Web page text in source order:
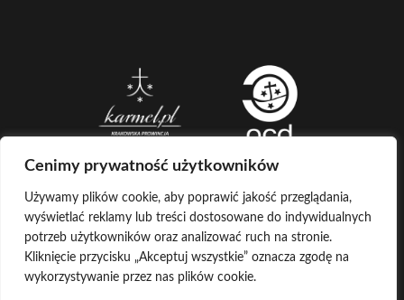
Cenimy prywatność użytkowników
Używamy plików cookie, aby poprawić jakość przeglądania,
wyświetlać reklamy lub treści dostosowane do indywidualnych
potrzeb użytkowników oraz analizować ruch na stronie.
Kliknięcie przycisku „Akceptuj wszystkie” oznacza zgodę na
wykorzystywanie przez nas plików cookie.
CREATED BY
COPYRIGHT © KARMELICI BOSI LOG IN